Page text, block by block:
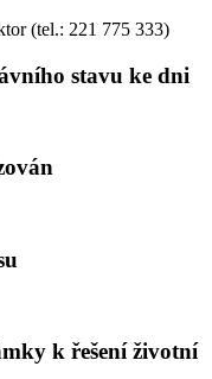
(tel.: 221 775 333)
stavu ke dni
k řešení životní